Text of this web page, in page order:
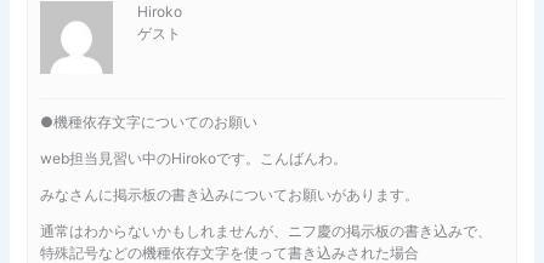
Hiroko
ゲスト
●機種依存文字についてのお願い
web担当見習い中のHirokoです。こんばんわ。
みなさんに掲示板の書き込みについてお願いがあります。
通常はわからないかもしれませんが、ニフ慶の掲示板の書き込みで、
特殊記号などの機種依存文字を使って書き込みされた場合